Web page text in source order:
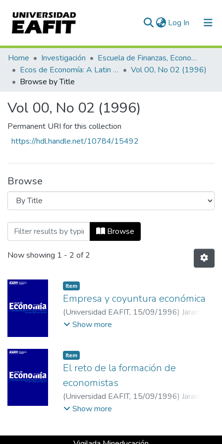
Log In (current)
Communities & Collections
All of DSpace
Home Investigación
Escuela de Finanzas, Economía y Gobierno
Ecos de Economía: A Latin American Journal of Applied Economics
Vol 00, No 02 (1996)
Browse by Title
Vol 00, No 02 (1996)
Permanent URI for this collection
https://hdl.handle.net/10784/15492
Browse
Browsing Vol 00, No 02 (1996) by Title
Browse
Now showing 1 - 2 of 2
Item
Empresa y coyuntura económica
(Universidad EAFIT, 15/09/1996) Jaramillo,
Alberto;Universidad EAFIT
Show more
Item
El reto de la formación de
economistas
(Universidad EAFIT, 15/09/1996) Jaramillo,
Alberto;Universidad EAFIT
Show more